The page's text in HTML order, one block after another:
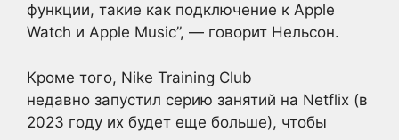
функции, такие как подключение к Apple
Watch и Apple Music”, — говорит Нельсон.
Кроме того, Nike Training Club
недавно запустил серию занятий на Netflix (в
2023 году их будет еще больше), чтобы